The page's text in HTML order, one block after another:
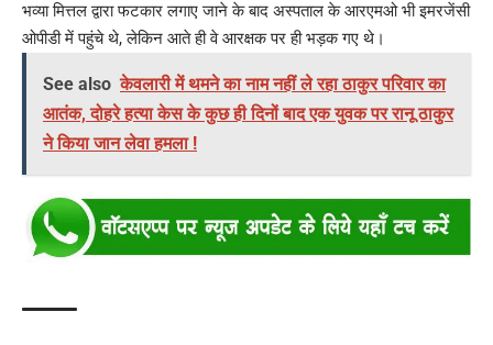
भव्या मित्तल द्वारा फटकार लगाए जाने के बाद अस्पताल के आरएमओ भी इमरजेंसी
ओपीडी में पहुंचे थे, लेकिन आते ही वे आरक्षक पर ही भड़क गए थे।
See also केवलारी में थमने का नाम नहीं ले रहा ठाकुर परिवार का
आतंक, दोहरे हत्या केस के कुछ ही दिनों बाद एक युवक पर रानू ठाकुर
ने किया जान लेवा हमला !